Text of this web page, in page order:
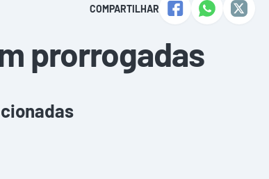
COMPARTILHAR
prorrogadas